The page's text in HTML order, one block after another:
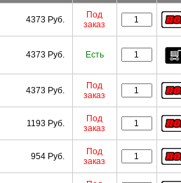
4373 Руб.
Под
заказ
4373 Руб. Есть
4373 Руб.
Под
заказ
1193 Руб.
Под
заказ
954 Руб.
Под
заказ